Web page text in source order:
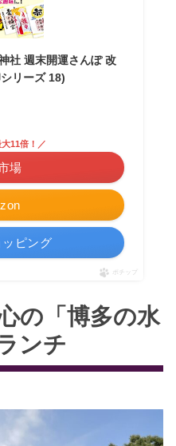
社 週末開運さんぽ 改
リーズ 18)
11倍！／
場
ピング
ポチップ
の「博多の水
ンチ